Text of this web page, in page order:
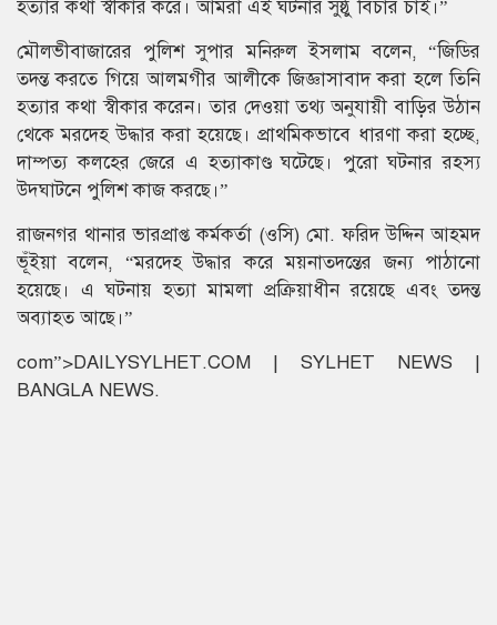
হত্যার কথা স্বীকার করে। আমরা এই ঘটনার সুষ্ঠু বিচার চাই।”
মৌলভীবাজারের পুলিশ সুপার মনিরুল ইসলাম বলেন, “জিডির
তদন্ত করতে গিয়ে আলমগীর আলীকে জিজ্ঞাসাবাদ করা হলে তিনি
হত্যার কথা স্বীকার করেন। তার দেওয়া তথ্য অনুযায়ী বাড়ির উঠান
থেকে মরদেহ উদ্ধার করা হয়েছে। প্রাথমিকভাবে ধারণা করা হচ্ছে,
দাম্পত্য কলহের জেরে এ হত্যাকাণ্ড ঘটেছে। পুরো ঘটনার রহস্য
উদ্ঘাটনে পুলিশ কাজ করছে।”
রাজনগর থানার ভারপ্রাপ্ত কর্মকর্তা (ওসি) মো. ফরিদ উদ্দিন আহমদ
ভূঁইয়া বলেন, “মরদেহ উদ্ধার করে ময়নাতদন্তের জন্য পাঠানো
হয়েছে। এ ঘটনায় হত্যা মামলা প্রক্রিয়াধীন রয়েছে এবং তদন্ত
অব্যাহত আছে।”
com”>DAILYSYLHET.COM | SYLHET NEWS |
BANGLA NEWS.